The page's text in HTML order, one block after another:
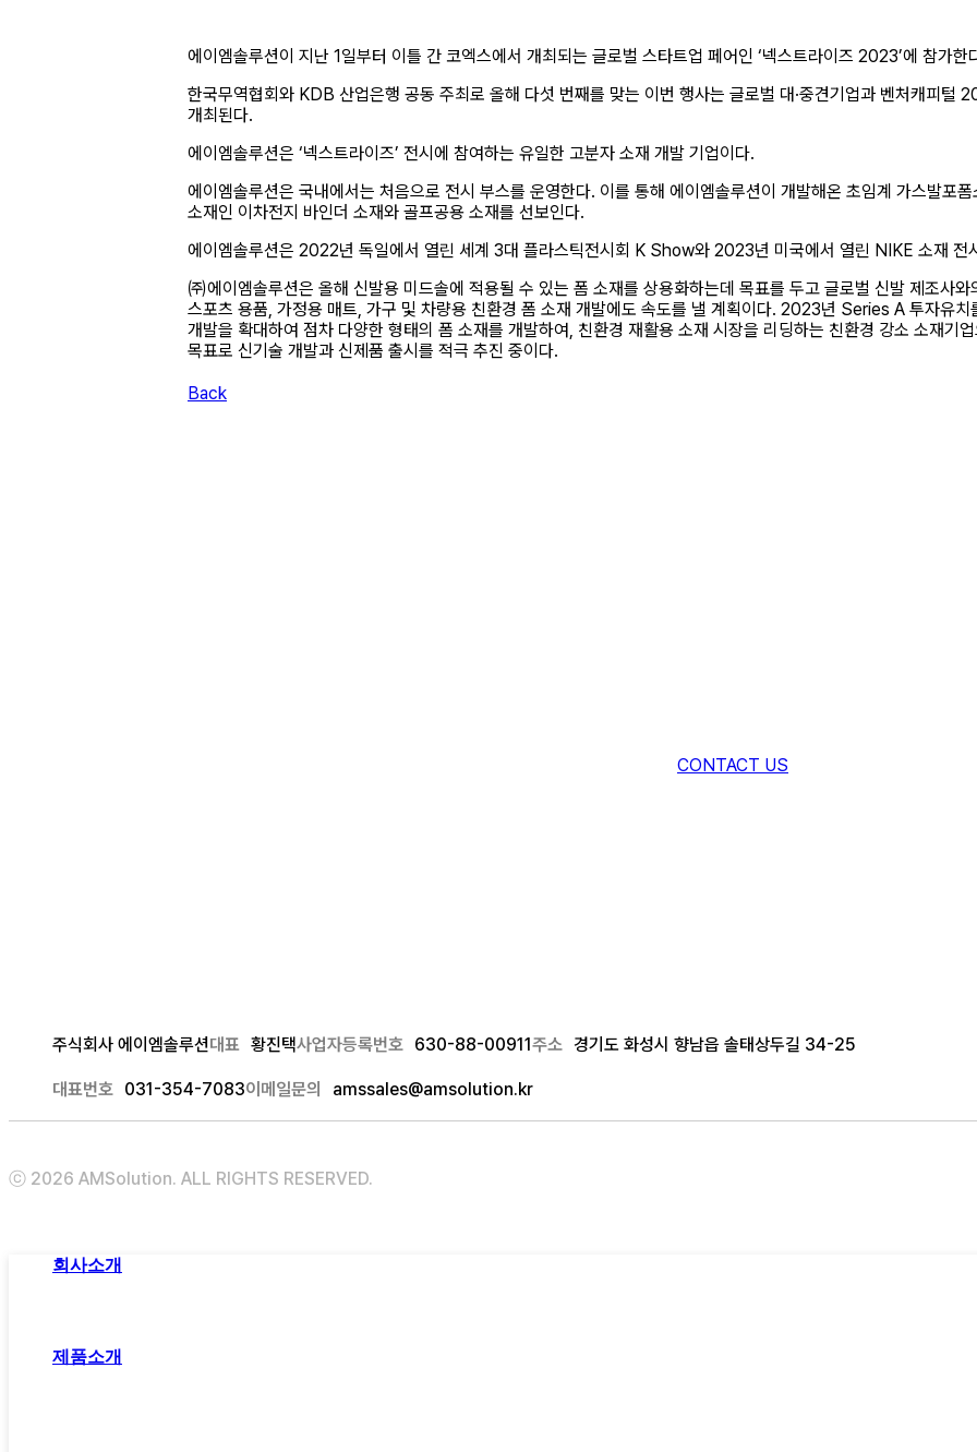
에이엠솔루션이 지난 1일부터 이틀 간 코엑스에서 개최되는 글로벌 스타트업 페어인 ‘넥스트라이즈 2023’에 참가한
한국무역협회와 KDB 산업은행 공동 주최로 올해 다섯 번째를 맞는 이번 행사는 글로벌 대·중견기업과 벤처캐피털
개최된다.
에이엠솔루션은 ‘넥스트라이즈’ 전시에 참여하는 유일한 고분자 소재 개발 기업이다.
에이엠솔루션은 국내에서는 처음으로 전시 부스를 운영한다. 이를 통해 에이엠솔루션이 개발해온 초임계 가스발포
소재인 이차전지 바인더 소재와 골프공용 소재를 선보인다.
에이엠솔루션은 2022년 독일에서 열린 세계 3대 플라스틱전시회 K Show와 2023년 미국에서 열린 NIKE 소재 전
㈜에이엠솔루션은 올해 신발용 미드솔에 적용될 수 있는 폼 소재를 상용화하는데 목표를 두고 글로벌 신발 제조사
스포츠 용품, 가정용 매트, 가구 및 차량용 친환경 폼 소재 개발에도 속도를 낼 계획이다. 2023년 Series A 투자유
개발을 확대하여 점차 다양한 형태의 폼 소재를 개발하여, 친환경 재활용 소재 시장을 리딩하는 친환경 강소 소재
목표로 신기술 개발과 신제품 출시를 적극 추진 중이다.
Back
CONTACT US
주식회사 에이엠솔루션대표 황진택사업자등록번호 630-88-00911 주소 경기도 화성시 향남읍 솔태상두길 34-25
대표번호 031-354-7083이메일문의 amssales@amsolution.kr
ⓒ 2026 AMSolution. ALL RIGHTS RESERVED.
회사소개
제품소개